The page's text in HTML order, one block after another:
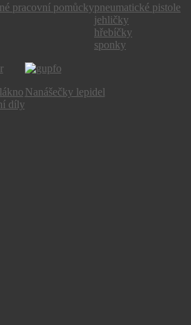
pracovní pomůckypneumatické pistole
jehličky
hřebíčky
sponky
díly
Nanášečky lepidel